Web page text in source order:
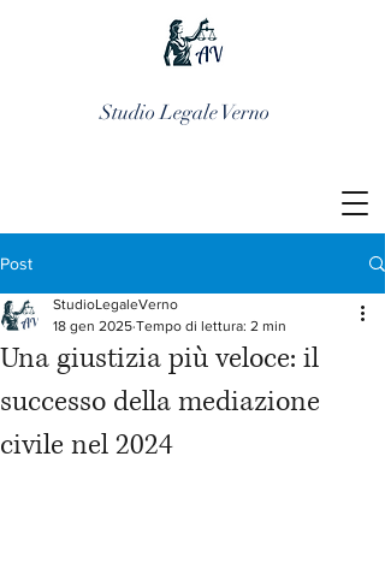
Studio Legale Verno
Post
Una giustizia più veloce: il
successo della mediazione
civile nel 2024
StudioLegaleVerno
18 gen 2025 Tempo di lettura: 2 min